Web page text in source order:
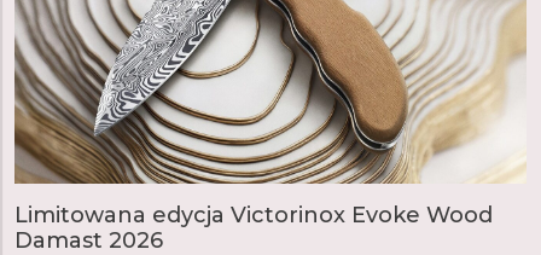
Limitowana edycja Victorinox Evoke Wood
Damast 2026